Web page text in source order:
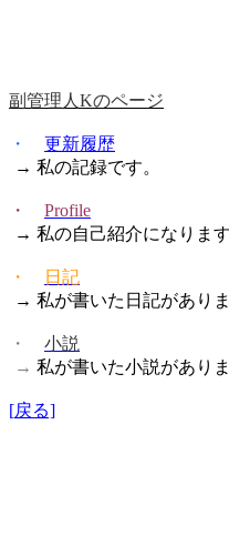
副管理人 Kのページ
・ 更新履歴
→ 私の記録です。
・ Profile
→ 私の自己紹介になります
・
日記
→ 私が書いた日記がありま
・ 小説
→ 私が書いた小説がありま
[戻る]